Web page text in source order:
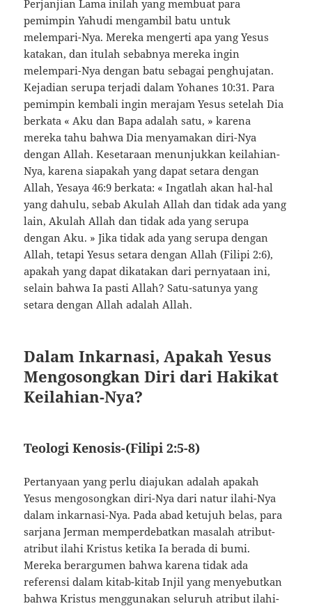
Perjanjian Lama inilah yang membuat para
pemimpin Yahudi mengambil batu untuk
melempari-Nya. Mereka mengerti apa yang Yesus
katakan, dan itulah sebabnya mereka ingin
melempari-Nya dengan batu sebagai penghujatan.
Kejadian serupa terjadi dalam Yohanes 10:31. Para
pemimpin kembali ingin merajam Yesus setelah Dia
berkata « Aku dan Bapa adalah satu, » karena
mereka tahu bahwa Dia menyamakan diri-Nya
dengan Allah. Kesetaraan menunjukkan keilahian-
Nya, karena siapakah yang dapat setara dengan
Allah, Yesaya 46:9 berkata: « Ingatlah akan hal-hal
yang dahulu, sebab Akulah Allah dan tidak ada yang
lain, Akulah Allah dan tidak ada yang serupa
dengan Aku. » Jika tidak ada yang serupa dengan
Allah, tetapi Yesus setara dengan Allah (Filipi 2:6),
apakah yang dapat dikatakan dari pernyataan ini,
selain bahwa Ia pasti Allah? Satu-satunya yang
setara dengan Allah adalah Allah.
Dalam Inkarnasi, Apakah Yesus
Mengosongkan Diri dari Hakikat
Keilahian-Nya?
Teologi Kenosis-(Filipi 2:5-8)
Pertanyaan yang perlu diajukan adalah apakah
Yesus mengosongkan diri-Nya dari natur ilahi-Nya
dalam inkarnasi-Nya. Pada abad ketujuh belas, para
sarjana Jerman memperdebatkan masalah atribut-
atribut ilahi Kristus ketika Ia berada di bumi.
Mereka berargumen bahwa karena tidak ada
referensi dalam kitab-kitab Injil yang menyebutkan
bahwa Kristus menggunakan seluruh atribut ilahi-